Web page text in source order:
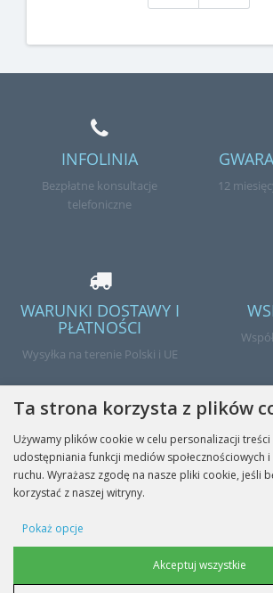
INFOLINIA
Bezpłatne konsultacje
telefoniczne
12
WARUNKI DOSTAWY I
PŁATNOŚCI
Wysyłka na terenie Polski i UE
Ta strona korzysta z plików
Używamy plików cookie w celu personalizacji treści
udostępniania funkcji mediów społecznościowych
ruchu. Wyrażasz zgodę na nasze pliki cookie, jeśli
korzystać z naszej witryny.
Pokaż opcje
Akceptuj wszystkie